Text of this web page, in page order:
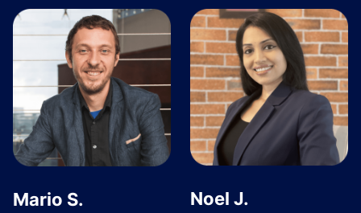
Mario S. Noel J.